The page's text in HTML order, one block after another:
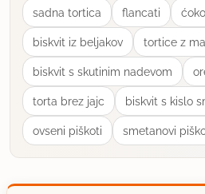
sadna tortica flancati
biskvit iz beljakov tortice z
biskvit s skutinim nadevom
torta brez jajc biskvit s kislo
ovseni piškoti smetanovi